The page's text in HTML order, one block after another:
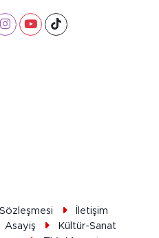
İletişim
Asayiş
Kültür-Sanat